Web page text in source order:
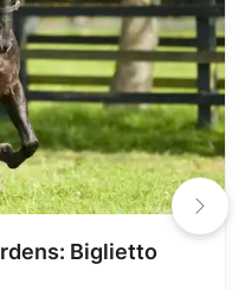
Biglietto